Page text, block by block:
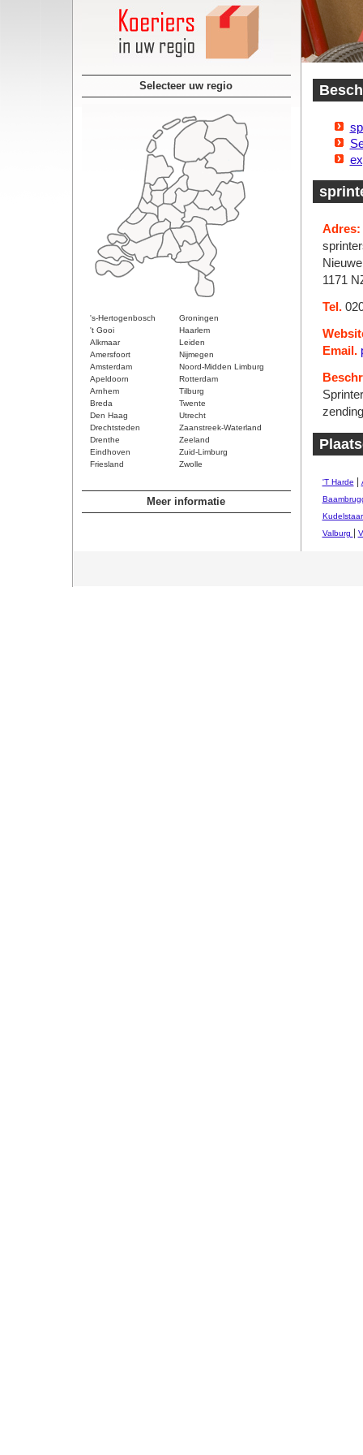
Selecteer uw regio
's-Hertogenbosch
Groningen
't Gooi
Haarlem
Alkmaar
Leiden
Amersfoort
Nijmegen
Amsterdam
Noord-Midden Limburg
Apeldoorn
Rotterdam
Arnhem
Tilburg
Breda
Twente
Den Haag
Utrecht
Drechtsteden
Zaanstreek-Waterland
Drenthe
Zeeland
Eindhoven
Zuid-Limburg
Friesland
Zwolle
Meer informatie
Adres:
1171
Tel.
Email.
'T Harde
Valburg